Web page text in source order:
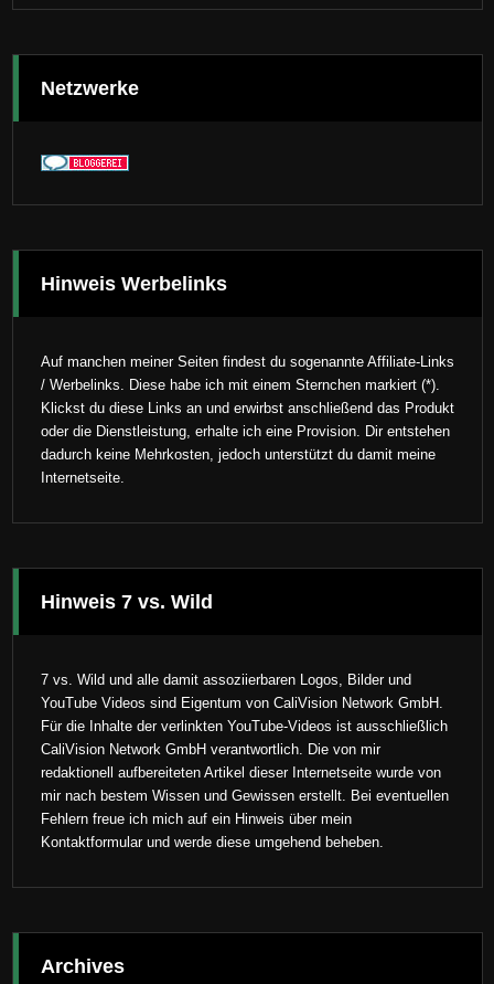
Netzwerke
Hinweis Werbelinks
Auf manchen meiner Seiten findest du sogenannte Affiliate-Links
/ Werbelinks. Diese habe ich mit einem Sternchen markiert (*).
Klickst du diese Links an und erwirbst anschließend das Produkt
oder die Dienstleistung, erhalte ich eine Provision. Dir entstehen
dadurch keine Mehrkosten, jedoch unterstützt du damit meine
Internetseite.
Hinweis 7 vs. Wild
7 vs. Wild und alle damit assoziierbaren Logos, Bilder und
YouTube Videos sind Eigentum von CaliVision Network GmbH.
Für die Inhalte der verlinkten YouTube-Videos ist ausschließlich
CaliVision Network GmbH verantwortlich. Die von mir
redaktionell aufbereiteten Artikel dieser Internetseite wurde von
mir nach bestem Wissen und Gewissen erstellt. Bei eventuellen
Fehlern freue ich mich auf ein Hinweis über mein
Kontaktformular und werde diese umgehend beheben.
Archives